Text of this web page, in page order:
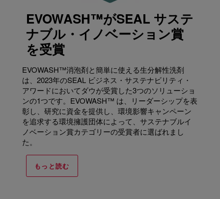
EVOWASH™がSEAL サステ
ナブル・イノベーション賞
を受賞
EVOWASH™消泡剤と簡単に使える生分解性洗剤
は、2023年のSEAL ビジネス・サステナビリティ・
アワードにおいてダウが受賞した3つのソリューショ
ンの1つです。EVOWASH™ は、リーダーシップを表
彰し、研究に資金を提供し、環境影響キャンペーン
を追求する環境擁護団体によって、サステナブルイ
ノベーション賞カテゴリーの受賞者に選ばれまし
た。
もっと読む